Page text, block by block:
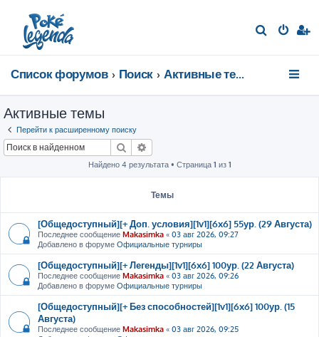
Список форумов Поиск Активные темы
Активные темы
Перейти к расширенному поиску
Поиск
Найдено 4 результата • Страница 1 из 1
Темы
[Общедоступный][+ Доп. условия][1v1][6x6] 55ур. (29 Августа)
Последнее сообщение Makasimka « 03 авг 2026, 09:27
Добавлено в форуме Официальные турниры
[Общедоступный][+ Легенды][1v1][6x6] 100ур. (22 Августа)
Последнее сообщение Makasimka « 03 авг 2026, 09:26
Добавлено в форуме Официальные турниры
[Общедоступный][+ Без способностей][1v1][6x6] 100ур. (15
Августа)
Последнее сообщение Makasimka « 03 авг 2026, 09:25